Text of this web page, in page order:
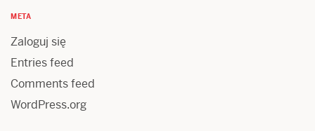
META
Zaloguj się
Entries feed
Comments feed
WordPress.org